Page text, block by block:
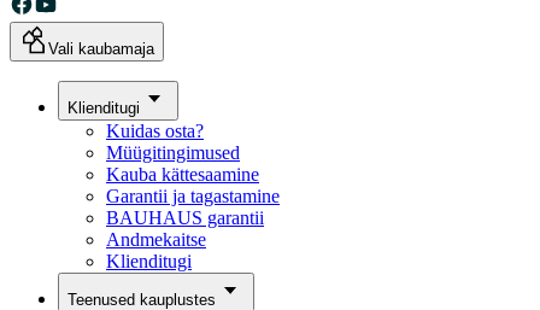
Vali kaubamaja
Klienditugi
Kuidas osta?
Müügitingimused
Kauba kättesaamine
Garantii ja tagastamine
BAUHAUS garantii
Andmekaitse
Klienditugi
Teenused kauplustes